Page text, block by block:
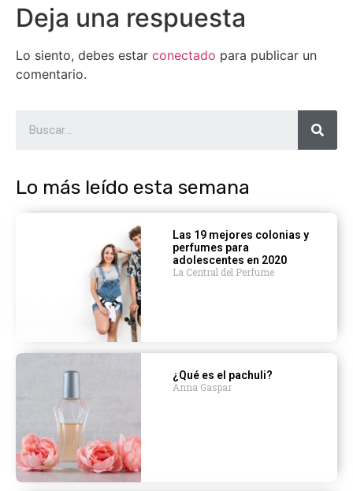
Deja una respuesta
Lo siento, debes estar conectado para publicar un
comentario.
Lo más leído esta semana
Las 19 mejores colonias y
perfumes para
adolescentes en 2020
La Central del Perfume
¿Qué es el pachuli?
Anna Gaspar